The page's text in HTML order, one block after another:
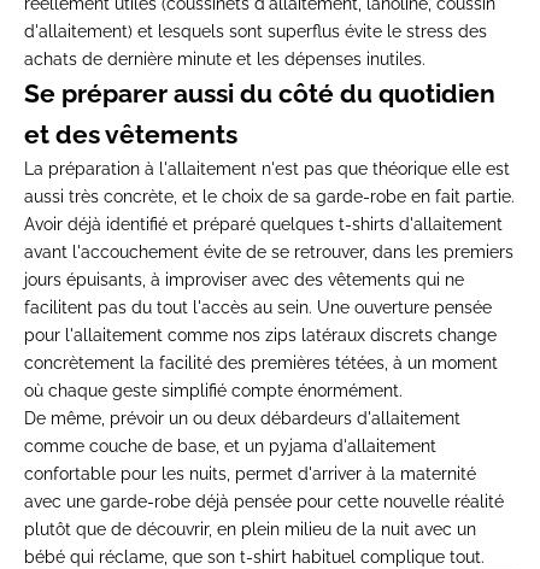
d'allaitement) et lesquels sont superflus évite le stress des
achats de dernière minute et les dépenses inutiles.
Se préparer aussi du côté du quotidien
et des vêtements
La préparation à l'allaitement n'est pas que théorique elle est
aussi très concrète, et le choix de sa garde-robe en fait partie.
Avoir déjà identifié et préparé quelques t-shirts d'allaitement
avant l'accouchement évite de se retrouver, dans les premiers
jours épuisants, à improviser avec des vêtements qui ne
facilitent pas du tout l'accès au sein. Une ouverture pensée
pour l'allaitement comme nos zips latéraux discrets change
concrètement la facilité des premières tétées, à un moment
où chaque geste simplifié compte énormément.
De même, prévoir un ou deux débardeurs d'allaitement
comme couche de base, et un pyjama d'allaitement
confortable pour les nuits, permet d'arriver à la maternité
avec une garde-robe déjà pensée pour cette nouvelle réalité
plutôt que de découvrir, en plein milieu de la nuit avec un
bébé qui réclame, que son t-shirt habituel complique tout.